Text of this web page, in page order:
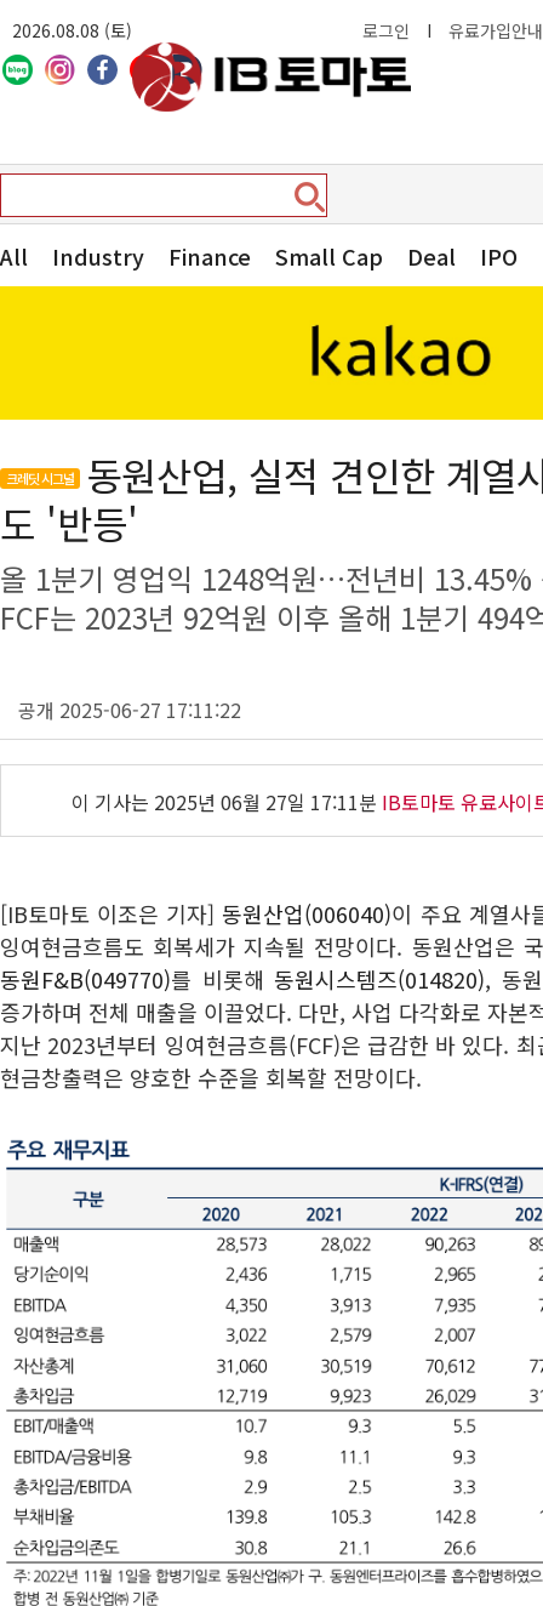
2026.08.08 (토) 로그인 I 유료가입안내
All Industry Finance Small Cap Deal IPO
크레딧 시그널
동원산업, 실적 견인한 계
도 '반등'
올 1분기 영업익 1248억원…전년비 13.45%
FCF는 2023년 92억원 이후 올해 1분기 494
공개 2025-06-27 17:11:22
이 기사는 2025년 06월 27일 17:11분 IB토마토 유료사이
[IB토마토 이조은 기자] 동원산업(006040)이 주요 계열사
잉여현금흐름도 회복세가 지속될 전망이다. 동원산업은
동원F&B(049770)를 비롯해 동원시스템즈(014820), 동
증가하며 전체 매출을 이끌었다. 다만, 사업 다각화로 자본
지난 2023년부터 잉여현금흐름(FCF)은 급감한 바 있다.
현금창출력은 양호한 수준을 회복할 전망이다.